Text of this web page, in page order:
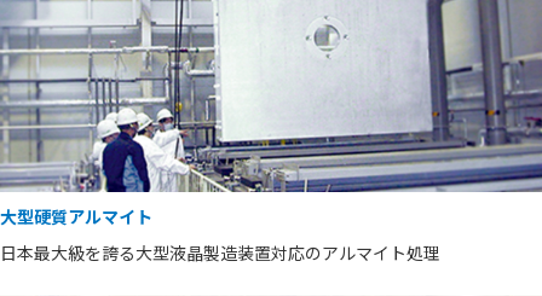
大型硬質アルマイト
日本最大級を誇る大型液晶製造装置対応のアルマイト処理